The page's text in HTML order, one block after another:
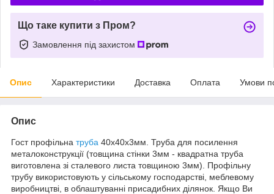
Що таке купити з Пром?
Замовлення під захистом
Опис Характеристики Доставка Оплата Умови
Опис
Гост профільна труба 40х40х3мм. Труба для посилення
металоконструкції (товщина стінки 3мм - квадратна труба
виготовлена зі сталевого листа товщиною 3мм). Профільну
трубу використовують у сільському господарстві, меблевому
виробництві, в облаштуванні присадибних ділянок. Якщо Ви